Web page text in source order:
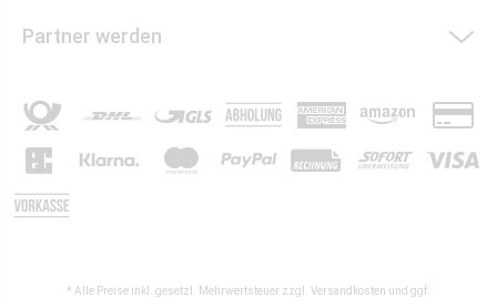
Partner werden
* Alle Preise inkl. gesetzl. Mehrwertsteuer zzgl. Versandkosten und ggf.